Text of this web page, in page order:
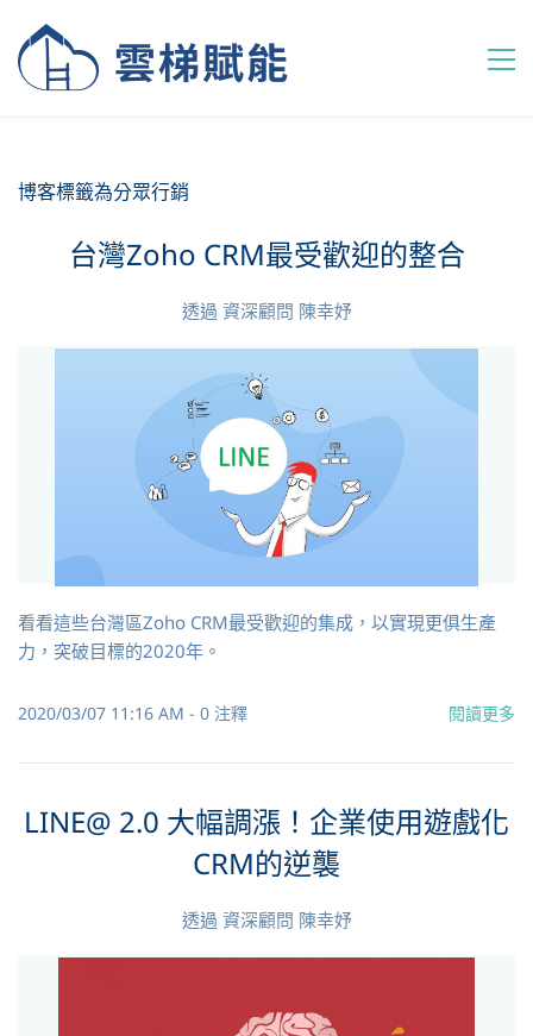
博客標籤為分眾行銷
台灣Zoho CRM最受歡迎的整合
透過 資深顧問 陳幸妤
看看這些台灣區Zoho CRM最受歡迎的集成，以實現更俱生產
力，突破目標的2020年。
2020/03/07 11:16 AM - 0 注釋 閱讀更多
LINE@ 2.0 大幅調漲！企業使用遊戲化
CRM的逆襲
透過 資深顧問 陳幸妤